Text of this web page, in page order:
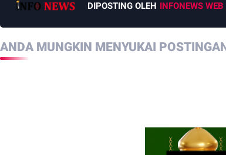
DIPOSTING OLEH INFONEWS
ANDA MUNGKIN MENYUKAI